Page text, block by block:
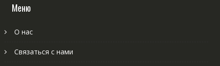
Меню
О нас
Связаться с нами